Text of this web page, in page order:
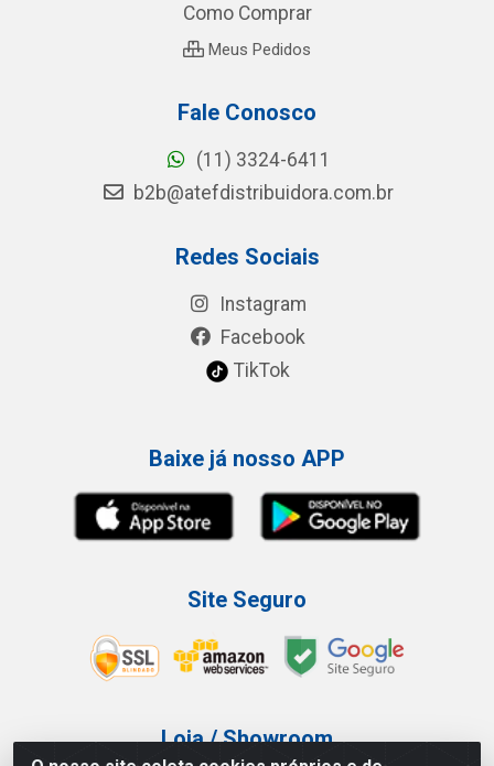
Como Comprar
Meus Pedidos
Fale Conosco
(11) 3324-6411
b2b@atefdistribuidora.com.br
Redes Sociais
Instagram
Facebook
TikTok
Baixe já nosso APP
Site Seguro
Loja / Showroom